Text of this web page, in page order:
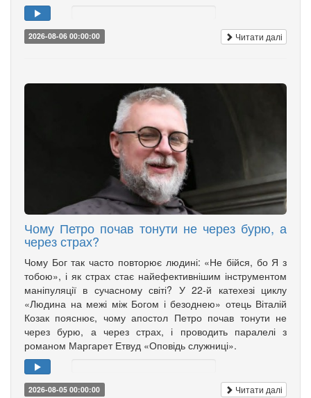
2026-08-06 00:00:00 Читати далі
Чому Петро почав тонути не через бурю, а
через страх?
Чому Бог так часто повторює людині: «Не бійся, бо Я з
тобою», і як страх стає найефективнішим інструментом
маніпуляції в сучасному світі? У 22-й катехезі циклу
«Людина на межі між Богом і безоднею» отець Віталій
Козак пояснює, чому апостол Петро почав тонути не
через бурю, а через страх, і проводить паралелі з
романом Маргарет Етвуд «Оповідь служниці».
2026-08-05 00:00:00 Читати далі